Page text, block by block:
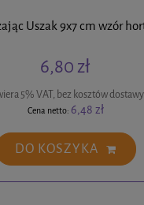
Uszak 9x7 cm wzór
6,80 zł
5% VAT, bez kosztów dostawy
Cena netto: 6,48 zł
DO KOSZYKA